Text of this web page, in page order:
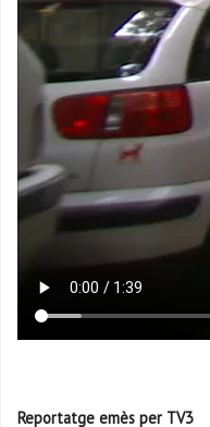
Reportatge emès per TV3